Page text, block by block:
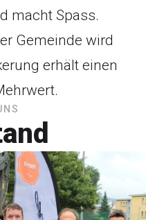
macht Spass.
Gemeinde wird
erhält einen